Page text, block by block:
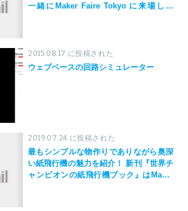
一緒にMaker Faire Tokyo に来場しよ
2015.08.17 に投稿された
ウェブベースの回路シミュレーター
2019.07.24 に投稿された
最もシンプルな物作りでありながら奥深
い紙飛行機の魅力を紹介！ 新刊『世界チ
ャンピオンの紙飛行機ブック』はMaker